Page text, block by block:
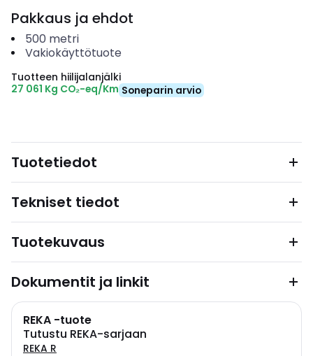
Pakkaus ja ehdot
500 metri
Vakiokäyttötuote
Tuotteen hiilijalanjälki
27 061 Kg CO₂-eq/Km Soneparin arvio
Tuotetiedot
Tekniset tiedot
Tuotekuvaus
Dokumentit ja linkit
REKA -tuote
Tutustu REKA-sarjaan
REKA R